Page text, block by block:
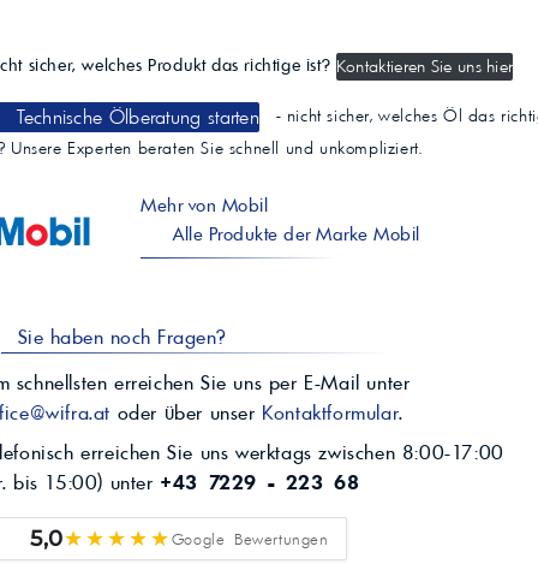
sicher, welches Produkt das richtige ist? Kontaktieren Sie uns hier
Technische Ölberatung starten
- nicht sicher, welches Öl das
Unsere Experten beraten Sie schnell und unkompliziert.
Mehr von Mobil
Alle Produkte der Marke Mobil
Sie haben noch Fragen?
schnellsten erreichen Sie uns per E-Mail unter
oder über unser Kontaktformular.
erreichen Sie uns werktags zwischen 8:00-17:00
bis 15:00) unter +43 7229 - 223 68
5,0★★★★★Google Bewertungen